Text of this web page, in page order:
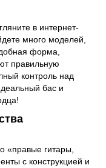
в интернет-
много моделей,
форма,
правильную
контроль над
бас и
«правые гитары,
с конструкцией и